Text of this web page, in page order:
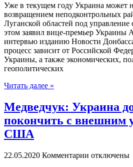
Ужe в текущем году Украина может
возвращением неподконтрольных
Луганской областей под
этом заявил вице-премьер Украины
интервью изданию Новости
процесс зависит от Российской
Украины, а также экономических,
геополитических
Читать далее »
Медведчук: Украина
покончить с внешним
США
22.05.2020 Комментарии отключены